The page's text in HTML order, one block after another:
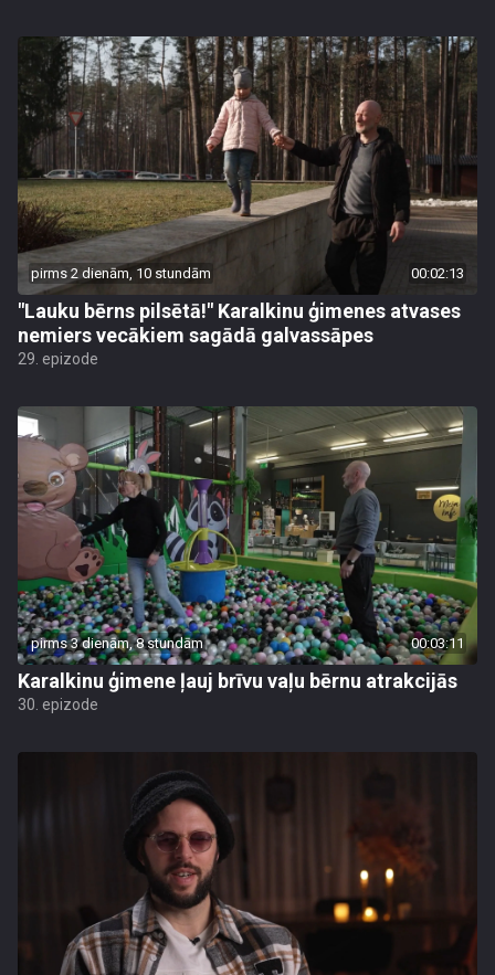
pirms 2 dienām, 10 stundām 00:02:13
"Lauku bērns pilsētā!" Karalkinu ģimenes atvases
nemiers vecākiem sagādā galvassāpes
29. epizode
pirms 3 dienām, 8 stundām 00:03:11
Karalkinu ģimene ļauj brīvu vaļu bērnu atrakcijās
30. epizode